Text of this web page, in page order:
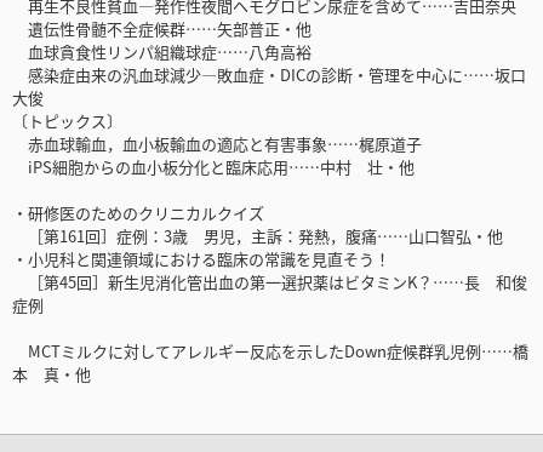
再生不良性貧血―発作性夜間ヘモグロビン尿症を含めて……吉田奈央
遺伝性骨髄不全症候群……矢部普正・他
血球貪食性リンパ組織球症……八角高裕
感染症由来の汎血球減少―敗血症・DICの診断・管理を中心に……坂口
大俊
〔トピックス〕
赤血球輸血，血小板輸血の適応と有害事象……梶原道子
iPS細胞からの血小板分化と臨床応用……中村 壮・他
・研修医のためのクリニカルクイズ
［第161回］症例：3歳 男児，主訴：発熱，腹痛……山口智弘・他
・小児科と関連領域における臨床の常識を見直そう！
［第45回］新生児消化管出血の第一選択薬はビタミンK？……長 和俊
症例
MCTミルクに対してアレルギー反応を示したDown症候群乳児例……橋
本 真・他